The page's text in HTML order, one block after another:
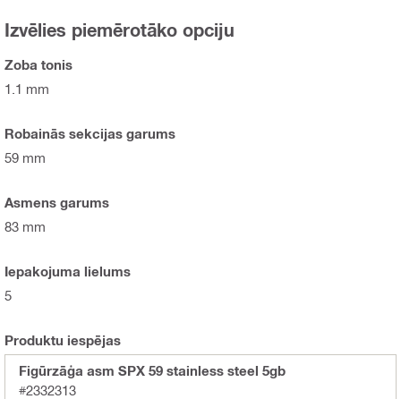
Izvēlies piemērotāko opciju
Zoba tonis
1.1 mm
Robainās sekcijas garums
59 mm
Asmens garums
83 mm
Iepakojuma lielums
5
Produktu iespējas
Figūrzāģa asm SPX 59 stainless steel 5gb
#2332313